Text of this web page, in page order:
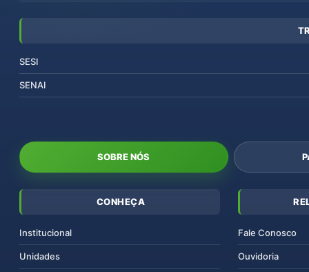
SESI
SENAI
SOBRE NÓS
CONHEÇA
Institucional
Unidades
Fale Conosco
Ouvidoria